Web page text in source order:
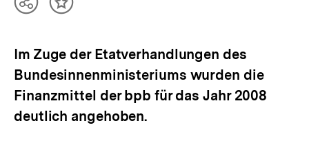
TeilenInhalt
Im Zuge der Etatverhandlungen des
Bundesinnenministeriums wurden die
Finanzmittel der bpb für das Jahr 2008
deutlich angehoben.